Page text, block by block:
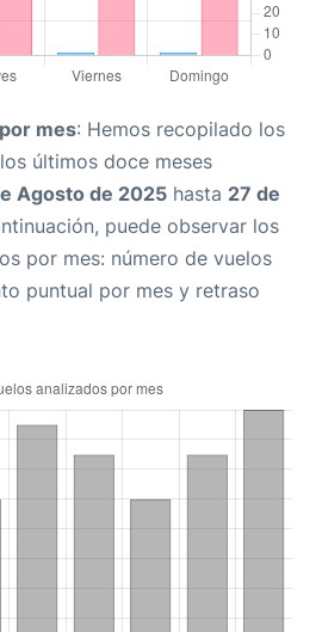
mes: Hemos recopilado los
últimos doce meses
Agosto de 2025 hasta 27 de
puede observar los
por mes: número de vuelos
puntual por mes y retraso